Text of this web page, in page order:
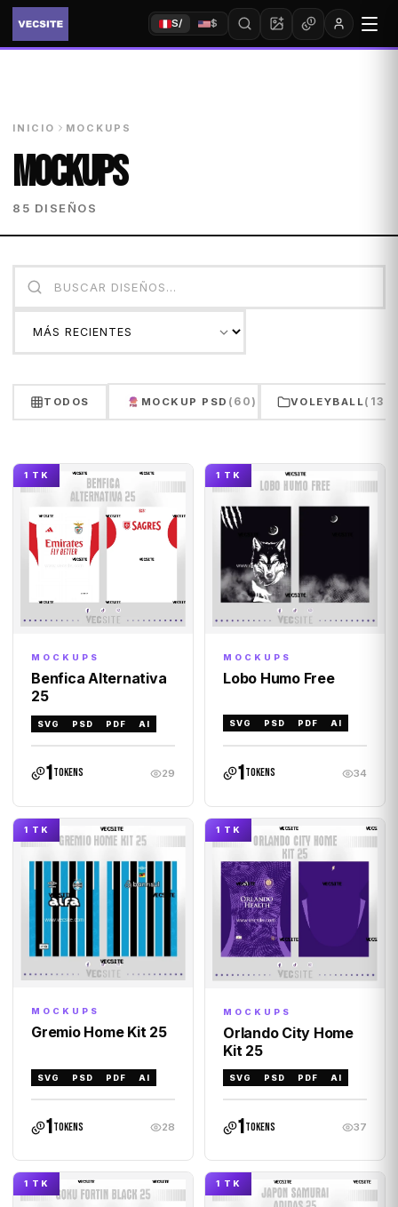
S/ $
INICIO MOCKUPS
MOCKUPS
85 DISEÑOS
TODOS MOCKUP PSD (60) VOLEYBALL (132)
1 TK
MOCKUPS
Benfica Alternativa
25
SVG PSD PDF AI
1tokens 29
1 TK
MOCKUPS
Lobo Humo Free
SVG PSD PDF AI
1tokens 34
1 TK
MOCKUPS
Gremio Home Kit 25
SVG PSD PDF AI
1tokens 28
1 TK
MOCKUPS
Orlando City Home
Kit 25
SVG PSD PDF AI
1tokens 37
1 TK 1 TK